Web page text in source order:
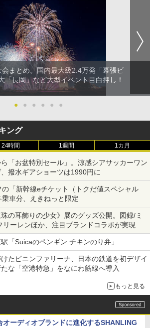
まとめ。国内最大級2.4万発「幕張ビ
「長岡」など大型イベント目白押し！
● ● ● ● ● ●
ング
24時間 1週間 1カ月
「お盆特別セール」。涼感シアサッカーワン
撥水ギアショーツは1990円に
「新幹線eチケット（トクだ値スペシャル
車分、えきねっと限定
の耳飾りの少女》展のグッズ公開。図録/ミ
リーレンほか、注目ブランドコラボが実現
「Suicaのペンギン チキンのり弁」
たピニンファリーナ、日本の鉄道を初デザイ
な「空港特急」をなにわ筋線へ導入
もっと見る
オーディオブランドに進化するSHANLING